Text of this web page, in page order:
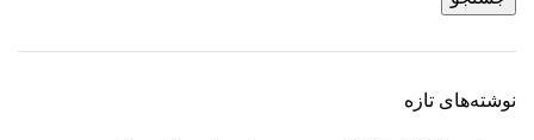
نوشته‌های تازه